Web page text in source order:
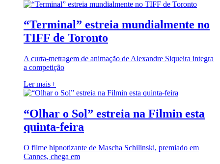
“Terminal” estreia mundialmente no
TIFF de Toronto
A curta-metragem de animação de Alexandre Siqueira integra
a competição
Ler mais+
“Olhar o Sol” estreia na Filmin esta
quinta-feira
O filme hipnotizante de Mascha Schilinski, premiado em
Cannes, chega em